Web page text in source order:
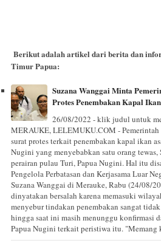
Berikut adalah artikel dari berita dan
Timur Papua:
Suzana Wanggai Minta
Protes Penembakan Kapal
26/08/2022 - klik judul untuk
MERAUKE, LELEMUKU.COM -
surat protes terkait penembakan kapal ikan
Nugini yang menyebabkan satu orang
perairan pulau Turi, Papua Nugini. Hal itu
Pengelola Perbatasan dan Kerjasama Luar
Suzana Wanggai di Merauke, Rabu (24/08/
dinyatakan bersalah karena memasuki
menyebur tindakan penembakan sangat
hingga saat ini masih menunggu konfirmasi
Papua Nugini terkait peristiwa itu.